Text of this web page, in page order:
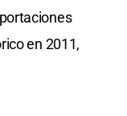
en 2011,